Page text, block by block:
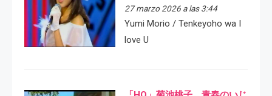
27 marzo 2026 a las 3:44
Yumi Morio / Tenkeyoho wa I
love U